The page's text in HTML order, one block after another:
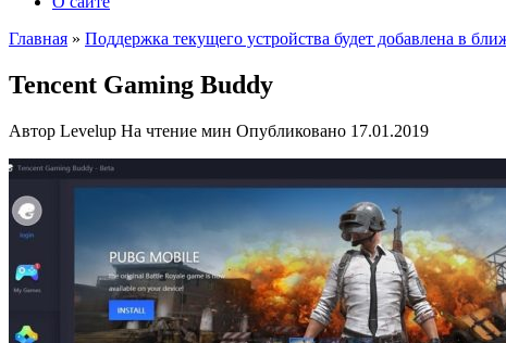
Главная » Поддержка текущего устройства будет добавлена в
Tencent Gaming Buddy
Автор Levelup На чтение мин Опубликовано 17.01.2019